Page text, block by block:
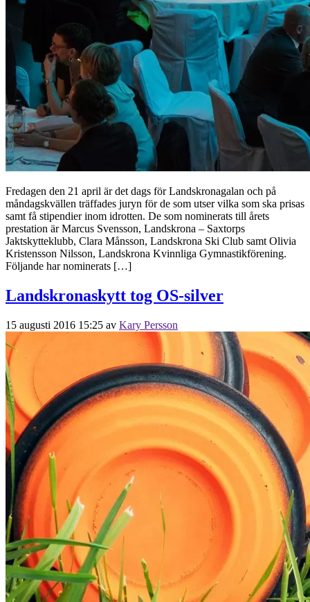
Fredagen den 21 april är det dags för Landskronagalan och på
måndagskvällen träffades juryn för de som utser vilka som ska prisas
samt få stipendier inom idrotten. De som nominerats till årets
prestation är Marcus Svensson, Landskrona – Saxtorps
Jaktskytteklubb, Clara Månsson, Landskrona Ski Club samt Olivia
Kristensson Nilsson, Landskrona Kvinnliga Gymnastikförening.
Följande har nominerats […]
Landskronaskytt tog OS-silver
15 augusti 2016 15:25 av Kary Persson